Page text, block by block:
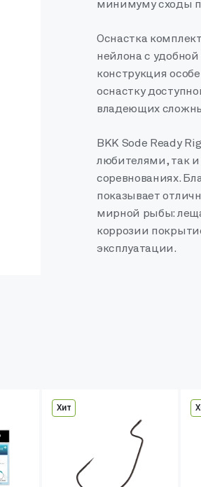
минимуму сходы
Оснастка
нейлона с
конструкция
оснастку
владеющих
BKK Sode Ready
любителями, так
соревнованиях.
показывает
мирной рыбы:
коррозии
эксплуатации.
Хит